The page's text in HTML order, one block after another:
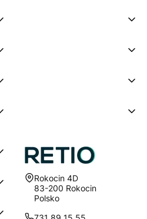
Adresa:
Rokocin 4D
83-200 Rokocin
Polsko